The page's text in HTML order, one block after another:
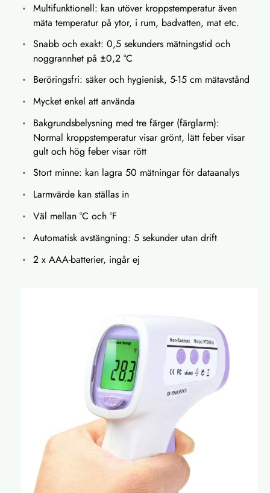
Multifunktionell: kan utöver kroppstemperatur även
mäta temperatur på ytor, i rum, badvatten, mat etc.
Snabb och exakt: 0,5 sekunders mätningstid och
noggrannhet på ±0,2 °C
Beröringsfri: säker och hygienisk, 5-15 cm mätavstånd
Mycket enkel att använda
Bakgrundsbelysning med tre färger (färglarm):
Normal kroppstemperatur visar grönt, lätt feber visar
gult och hög feber visar rött
Stort minne: kan lagra 50 mätningar för dataanalys
Larmvärde kan ställas in
Väl mellan °C och °F
Automatisk avstängning: 5 sekunder utan drift
2 x AAA-batterier, ingår ej